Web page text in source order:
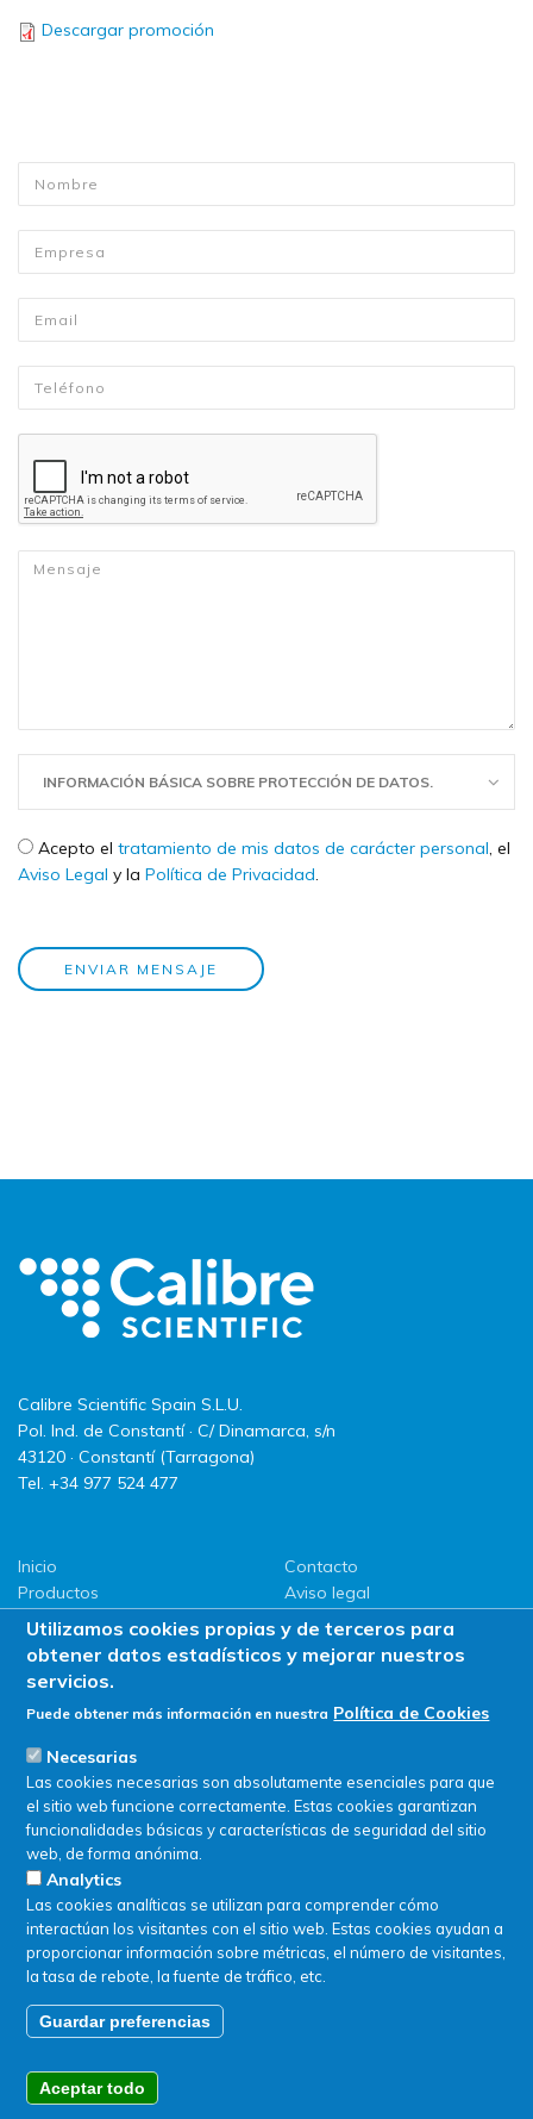
Descargar promoción
Nombre
Empresa
Email *
Telefono
Mensaje*
INFORMACIÓN BÁSICA SOBRE PROTECCIÓN DE DATOS.
Check legal *
Acepto el tratamiento de mis datos de carácter personal, el
Aviso Legal y la Política de Privacidad.
ENVIAR MENSAJE
Calibre Scientific Spain S.L.U.
Pol. Ind. de Constantí · C/ Dinamarca, s/n
43120 · Constantí (Tarragona)
Tel. +34 977 524 477
Inicio
Productos
LLG
Promociones
ServiSAT
Contacto
Aviso legal
Política de privacidad
Política de Cookies
© SERVIQUIMIA S.L.U. - Todos los derechos reservados
Utilizamos cookies propias y de terceros para
obtener datos estadísticos y mejorar nuestros
servicios.
Puede obtener más información en nuestra Política de Cookies
Necesarias
Las cookies necesarias son absolutamente esenciales para que
el sitio web funcione correctamente. Estas cookies garantizan
funcionalidades básicas y características de seguridad del sitio
web, de forma anónima.
Analytics
Las cookies analíticas se utilizan para comprender cómo
interactúan los visitantes con el sitio web. Estas cookies ayudan a
proporcionar información sobre métricas, el número de visitantes,
la tasa de rebote, la fuente de tráfico, etc.
Guardar preferencias
Aceptar todo